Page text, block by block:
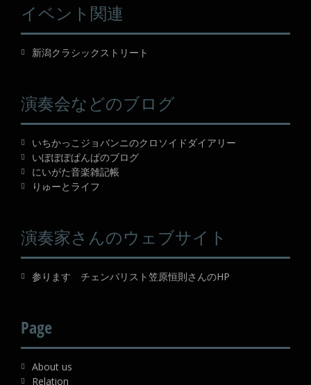
イベント関連
新潟クラシックストリート
演奏会などのブログ
いちかっこジョバンニのクロソイドダイアリー
いぽぽぽぱんぱのブログ
にいがた音楽雑記帳
りゅーとライフ
演奏家さんのウェブサイト
参ります チェンバリスト笠原恒則さんのHP
Page
About us
Relation